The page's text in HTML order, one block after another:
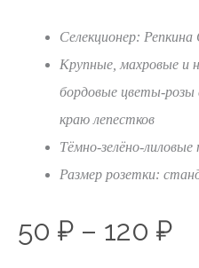
Селекционер:
Крупные, махровые и
бордовые цветы-розы
краю лепестков
Тёмно-зелёно-
Размер розетки:
50 ₽ – 120 ₽